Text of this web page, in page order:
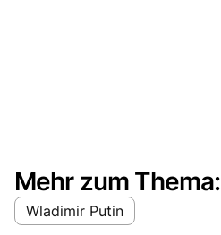
Mehr zum Thema:
Wladimir Putin